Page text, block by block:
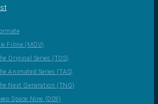
Filme (MOV)
Original Series (TOS)
Animated Series (TAS)
Next Generation (TNG)
Space Nine (DS9)